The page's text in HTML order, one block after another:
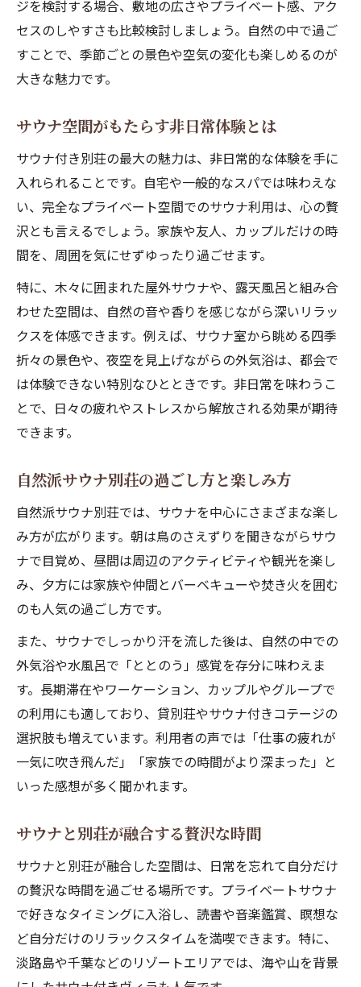
プライベートサウナのリラックス効果
サウナが心と体に与えるリフレッシュ感
サウナ付きコテージで心身のバランス回復
コテージでサウナ時間を充実させる工夫
サウナ付きコテージの快適な過ごし方
サウナ空間を活かすコテージの工夫例
サウナ時間を充実させる設備とアイデア
サウナ付きコテージで楽しむ癒しの工夫
コテージサウナでの憧れの過ごし方
カップル向けサウナ付き別荘の過ごし方提案
カップルで楽しむサウナ付き別荘の魅力
サウナ付きコテージで二人だけの時間
プライベートサウナで叶う特別な体験
カップル向けサウナ別荘の過ごし方実例
ジを検討する場合、敷地の広さやプライベート感、アク
セスのしやすさも比較検討しましょう。自然の中で過ご
すことで、季節ごとの景色や空気の変化も楽しめるのが
大きな魅力です。
サウナ空間がもたらす非日常体験とは
サウナ付き別荘の最大の魅力は、非日常的な体験を手に
入れられることです。自宅や一般的なスパでは味わえな
い、完全なプライベート空間でのサウナ利用は、心の贅
沢とも言えるでしょう。家族や友人、カップルだけの時
間を、周囲を気にせずゆったり過ごせます。
特に、木々に囲まれた屋外サウナや、露天風呂と組み合
わせた空間は、自然の音や香りを感じながら深いリラッ
クスを体感できます。例えば、サウナ室から眺める四季
折々の景色や、夜空を見上げながらの外気浴は、都会で
は体験できない特別なひとときです。非日常を味わうこ
とで、日々の疲れやストレスから解放される効果が期待
できます。
自然派サウナ別荘の過ごし方と楽しみ方
自然派サウナ別荘では、サウナを中心にさまざまな楽し
み方が広がります。朝は鳥のさえずりを聞きながらサウ
ナで目覚め、昼間は周辺のアクティビティや観光を楽し
み、夕方には家族や仲間とバーベキューや焚き火を囲む
のも人気の過ごし方です。
また、サウナでしっかり汗を流した後は、自然の中での
外気浴や水風呂で「ととのう」感覚を存分に味わえま
す。長期滞在やワーケーション、カップルやグループで
の利用にも適しており、貸別荘やサウナ付きコテージの
選択肢も増えています。利用者の声では「仕事の疲れが
一気に吹き飛んだ」「家族での時間がより深まった」と
いった感想が多く聞かれます。
サウナと別荘が融合する贅沢な時間
サウナと別荘が融合した空間は、日常を忘れて自分だけ
の贅沢な時間を過ごせる場所です。プライベートサウナ
で好きなタイミングに入浴し、読書や音楽鑑賞、瞑想な
ど自分だけのリラックスタイムを満喫できます。特に、
淡路島や千葉などのリゾートエリアでは、海や山を背景